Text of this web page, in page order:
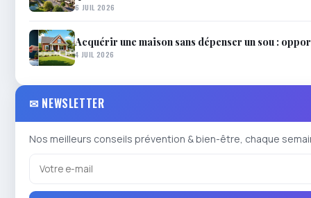
6 JUIL 2026
Acquérir une maison sans dépenser un sou :
4 JUIL 2026
✉ NEWSLETTER
Nos meilleurs conseils prévention & bien-être, chaque